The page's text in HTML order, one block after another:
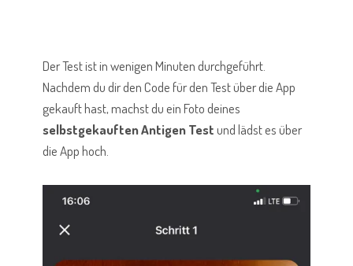
Der Test ist in wenigen Minuten durchgeführt.
Nachdem du dir den Code für den Test über die App
gekauft hast, machst du ein Foto deines
selbstgekauften Antigen Testund lädst es über
die App hoch.